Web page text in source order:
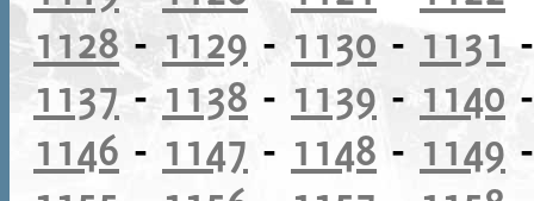
1128- 1129 - 1130 - 1131
1137 - 1138 - 1139 - 1140
1146 - 1147 - 1148 - 1149